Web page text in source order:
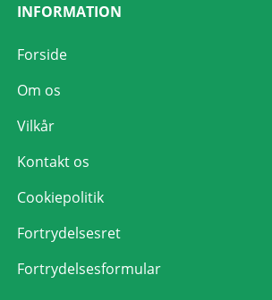
INFORMATION
Forside
Om os
Vilkår
Kontakt os
Cookiepolitik
Fortrydelsesret
Fortrydelsesformular